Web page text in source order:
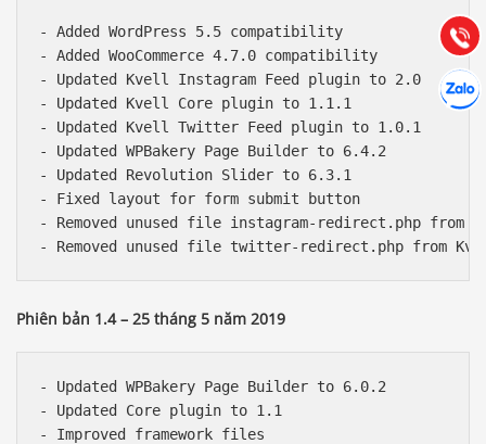
- Added WordPress 5.5 compatibility
- Added WooCommerce 4.7.0 compatibility
- Updated Kvell Instagram Feed plugin to 2.0
- Updated Kvell Core plugin to 1.1.1
- Updated Kvell Twitter Feed plugin to 1.0.1
- Updated WPBakery Page Builder to 6.4.2
- Updated Revolution Slider to 6.3.1
- Fixed layout for form submit button
- Removed unused file instagram-redirect.php from
Phiên bản 1.4 – 25 tháng 5 năm 2019
- Updated WPBakery Page Builder to 6.0.2
- Updated Core plugin to 1.1
Gọi
(028) 22.166.144
Chát
Tư vấn
Hợp tác